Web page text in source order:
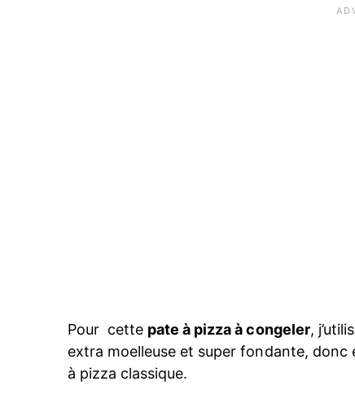
Pour cette pate à pizza à congeler,
extra moelleuse et super fondante, donc
à pizza classique.